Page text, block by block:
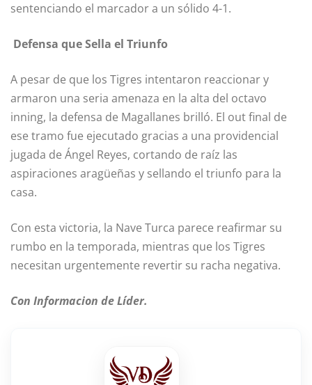
sentenciando el marcador a un sólido 4-1.
Defensa que Sella el Triunfo
A pesar de que los Tigres intentaron reaccionar y
armaron una seria amenaza en la alta del octavo
inning, la defensa de Magallanes brilló. El out final de
ese tramo fue ejecutado gracias a una providencial
jugada de Ángel Reyes, cortando de raíz las
aspiraciones aragüeñas y sellando el triunfo para la
casa.
Con esta victoria, la Nave Turca parece reafirmar su
rumbo en la temporada, mientras que los Tigres
necesitan urgentemente revertir su racha negativa.
Con Informacion de Líder.